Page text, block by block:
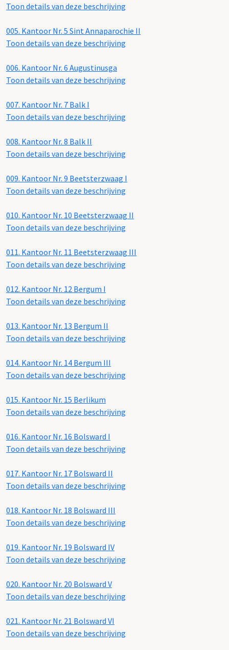
Toon details van deze beschrijving
005. Kantoor Nr. 5 Sint Annaparochie II
Toon details van deze beschrijving
006. Kantoor Nr. 6 Augustinusga
Toon details van deze beschrijving
007. Kantoor Nr. 7 Balk I
Toon details van deze beschrijving
008. Kantoor Nr. 8 Balk II
Toon details van deze beschrijving
009. Kantoor Nr. 9 Beetsterzwaag I
Toon details van deze beschrijving
010. Kantoor Nr. 10 Beetsterzwaag II
Toon details van deze beschrijving
011. Kantoor Nr. 11 Beetsterzwaag III
Toon details van deze beschrijving
012. Kantoor Nr. 12 Bergum I
Toon details van deze beschrijving
013. Kantoor Nr. 13 Bergum II
Toon details van deze beschrijving
014. Kantoor Nr. 14 Bergum III
Toon details van deze beschrijving
015. Kantoor Nr. 15 Berlikum
Toon details van deze beschrijving
016. Kantoor Nr. 16 Bolsward I
Toon details van deze beschrijving
017. Kantoor Nr. 17 Bolsward II
Toon details van deze beschrijving
018. Kantoor Nr. 18 Bolsward III
Toon details van deze beschrijving
019. Kantoor Nr. 19 Bolsward IV
Toon details van deze beschrijving
020. Kantoor Nr. 20 Bolsward V
Toon details van deze beschrijving
021. Kantoor Nr. 21 Bolsward VI
Toon details van deze beschrijving